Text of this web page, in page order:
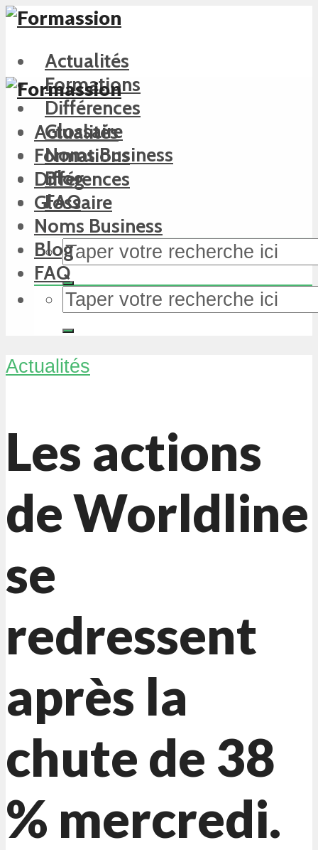
Actualités
Formations
Différences
Glossaire
Noms Business
Blog
FAQ
Actualités
Formations
Différences
Glossaire
Noms Business
Blog
FAQ
Actualités
Les actions
de Worldline
se
redressent
après la
chute de 38
% mercredi.